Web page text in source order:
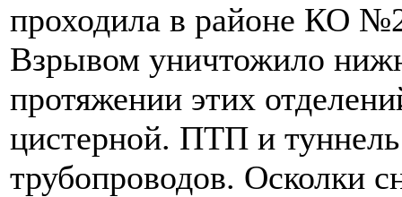
проходила в районе КО
Взрывом уничтожило
протяжении этих
цистерной. ПТП и туннель
трубопроводов. Осколки